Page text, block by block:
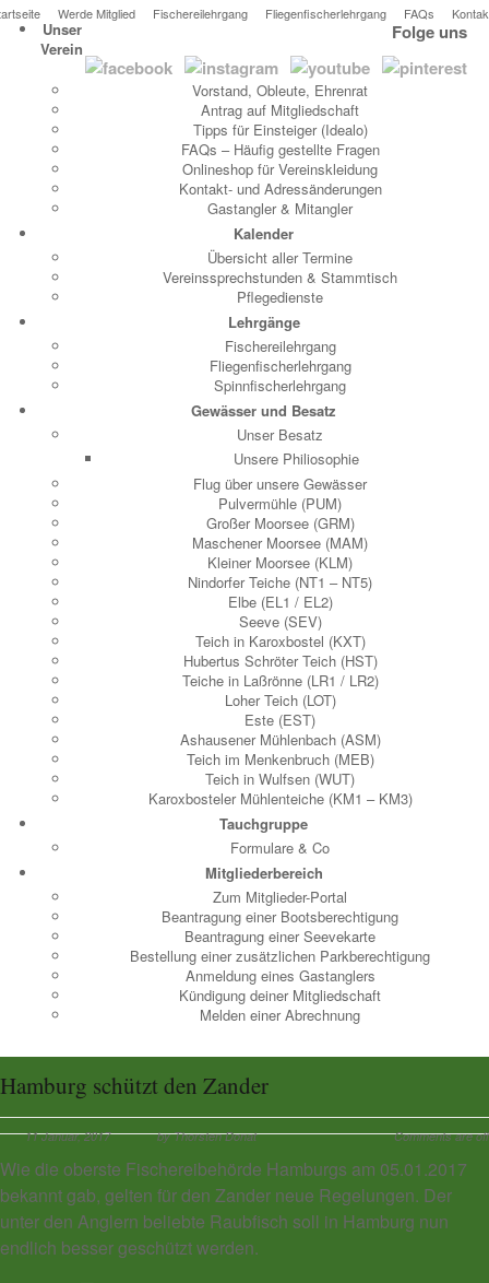
Werde Mitglied Fischereilehrgang Fliegenfischerlehrgang FAQs
Folge uns
Unser
Verein
Vorstand, Obleute, Ehrenrat
Antrag auf Mitgliedschaft
Tipps für Einsteiger (Idealo)
FAQs – Häufig gestellte Fragen
Onlineshop für Vereinskleidung
Kontakt- und Adressänderungen
Gastangler & Mitangler
Kalender
Übersicht aller Termine
Vereinssprechstunden & Stammtisch
Pflegedienste
Lehrgänge
Fischereilehrgang
Fliegenfischerlehrgang
Spinnfischerlehrgang
Gewässer und Besatz
Unser Besatz
Unsere Philiosophie
Flug über unsere Gewässer
Pulvermühle (PUM)
Großer Moorsee (GRM)
Maschener Moorsee (MAM)
Kleiner Moorsee (KLM)
Nindorfer Teiche (NT1 – NT5)
Elbe (EL1 / EL2)
Seeve (SEV)
Teich in Karoxbostel (KXT)
Hubertus Schröter Teich (HST)
Teiche in Laßrönne (LR1 / LR2)
Loher Teich (LOT)
Este (EST)
Ashausener Mühlenbach (ASM)
Teich im Menkenbruch (MEB)
Teich in Wulfsen (WUT)
Karoxbosteler Mühlenteiche (KM1 – KM3)
Tauchgruppe
Formulare & Co
Mitgliederbereich
Zum Mitglieder-Portal
Beantragung einer Bootsberechtigung
Beantragung einer Seevekarte
Bestellung einer zusätzlichen Parkberechtigung
Anmeldung eines Gastanglers
Kündigung deiner Mitgliedschaft
Melden einer Abrechnung
Hamburg schützt den Zander
11 Januar, 2017 by Thorsten Donat Comments are off
Wie die oberste Fischereibehörde Hamburgs am 05.01.2017
bekannt gab, gelten für den Zander neue Regelungen. Der
unter den Anglern beliebte Raubfisch soll in Hamburg nun
endlich besser geschützt werden.